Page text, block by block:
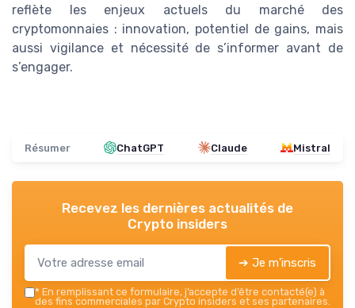
reflète les enjeux actuels du marché des
cryptomonnaies : innovation, potentiel de gains, mais
aussi vigilance et nécessité de s’informer avant de
s’engager.
Résumer ChatGPT Claude Mistral
Recevez les dernières actualités de
Crypto insiders
➔ Je m'inscris
* En remplissant ce formulaire, j’accepte d’être contacté(e) à
des fins commerciales par Crypto insiders et ses partenaires.